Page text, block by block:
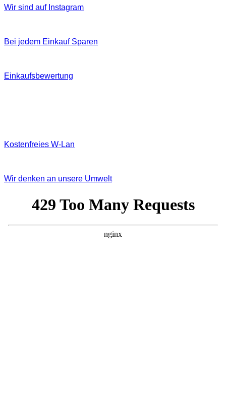
Wir sind auf Instagram
Bei jedem Einkauf Sparen
Einkaufsbewertung
Kostenfreies W‐Lan
Wir denken an unsere Umwelt